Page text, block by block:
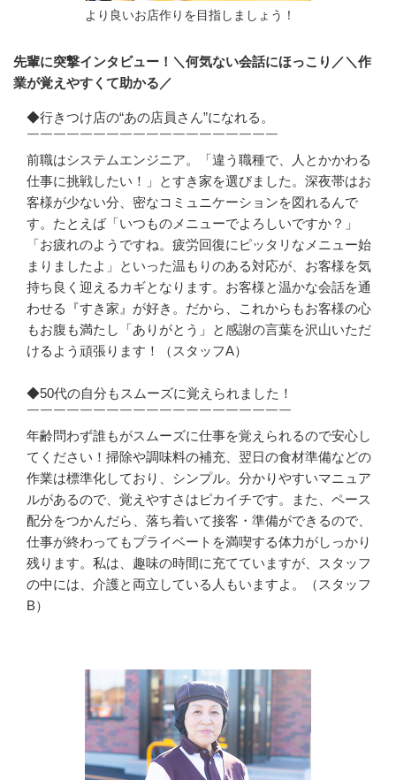
より良いお店作りを目指しましょう！
先輩に突撃インタビュー！＼何気ない会話にほっこり／＼作
業が覚えやすくて助かる／
◆行きつけ店の“あの店員さん”になれる。
￣￣￣￣￣￣￣￣￣￣￣￣￣￣￣￣￣￣￣
前職はシステムエンジニア。「違う職種で、人とかかわる
仕事に挑戦したい！」とすき家を選びました。深夜帯はお
客様が少ない分、密なコミュニケーションを図れるんで
す。たとえば「いつものメニューでよろしいですか？」
「お疲れのようですね。疲労回復にピッタリなメニュー始
まりましたよ」といった温もりのある対応が、お客様を気
持ち良く迎えるカギとなります。お客様と温かな会話を通
わせる『すき家』が好き。だから、これからもお客様の心
もお腹も満たし「ありがとう」と感謝の言葉を沢山いただ
けるよう頑張ります！（スタッフA）
◆50代の自分もスムーズに覚えられました！
￣￣￣￣￣￣￣￣￣￣￣￣￣￣￣￣￣￣￣￣
年齢問わず誰もがスムーズに仕事を覚えられるので安心し
てください！掃除や調味料の補充、翌日の食材準備などの
作業は標準化しており、シンプル。分かりやすいマニュア
ルがあるので、覚えやすさはピカイチです。また、ペース
配分をつかんだら、落ち着いて接客・準備ができるので、
仕事が終わってもプライベートを満喫する体力がしっかり
残ります。私は、趣味の時間に充てていますが、スタッフ
の中には、介護と両立している人もいますよ。（スタッフ
B）